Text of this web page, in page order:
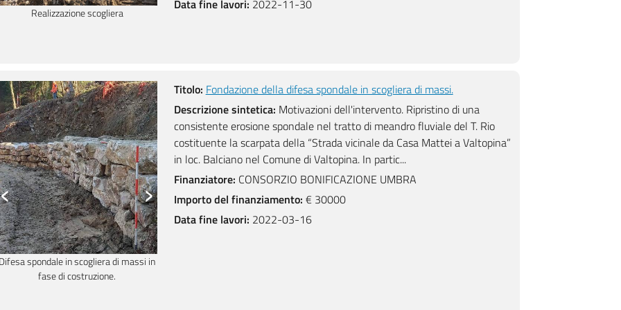
Realizzazione scogliera Scogliera in corso di esecuzione
Data fine lavori: 2022-11-30
Difesa spondale in scogliera di massi in
fase di costruzione.
‹ ›
Titolo: Fondazione della difesa spondale in scogliera di massi.
Descrizione sintetica: Motivazioni dell'intervento. Ripristino di una
consistente erosione spondale nel tratto di meandro fluviale del T. Rio
costituente la scarpata della “Strada vicinale da Casa Mattei a Valtopina”
in loc. Balciano nel Comune di Valtopina. In partic...
Finanziatore: CONSORZIO BONIFICAZIONE UMBRA
Importo del finanziamento: € 30000
Data fine lavori: 2022-03-16